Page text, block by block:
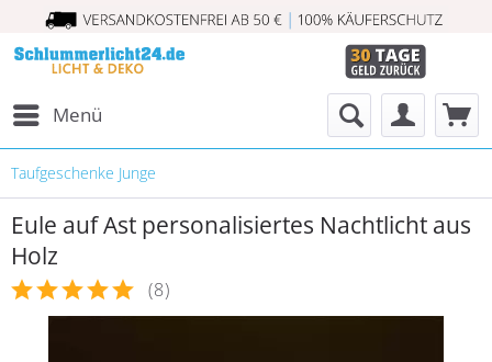
Menü
Taufgeschenke Junge
Eule auf Ast personalisiertes Nachtlicht aus
Holz
(8)